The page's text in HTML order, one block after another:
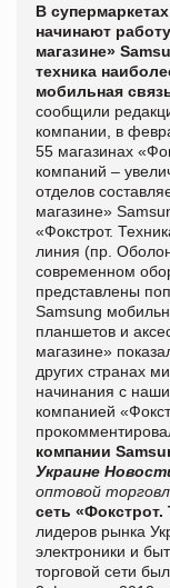
В
начинают
магазине»
техника
мобильная
сообщили
компании, в
55 магазинах
компаний –
отделов
магазине»
«Фокстрот.
линия (пр.
современном
представлены
Samsung
планшетов и
магазине»
других странах
начинания с
компанией
компании
Украине
оптовой
сеть
лидеров рынка
электроники и
торговой сети